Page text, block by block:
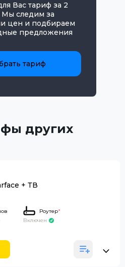
Вас тариф за 2
Мы следим за
цен и подбираем
предложения
тариф
других
+ ТВ
Роутер*
Включен